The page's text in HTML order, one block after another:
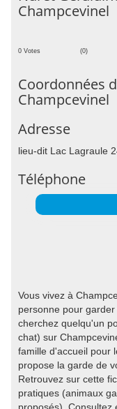
Champcevinel
0 Votes (0)
Coordonnées
Champcevinel
Adresse
lieu-dit Lac Lagraule
Téléphone
Vous vivez à
personne pour
cherchez quelqu'un
chat) sur
famille d'accueil pour
propose la garde de
Retrouvez sur cette
pratiques (animaux